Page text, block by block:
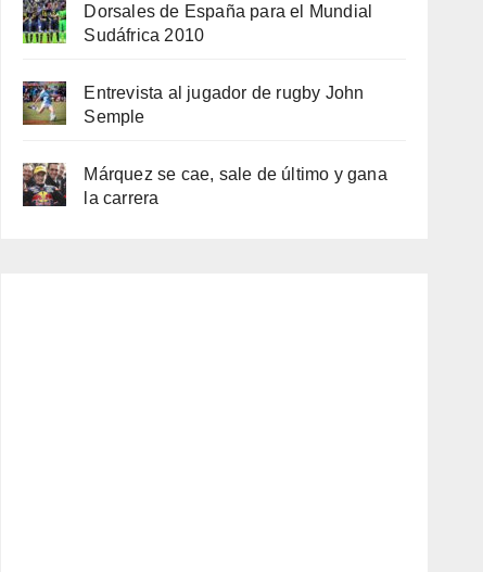
Dorsales de España para el Mundial
Sudáfrica 2010
Entrevista al jugador de rugby John
Semple
Márquez se cae, sale de último y gana
la carrera